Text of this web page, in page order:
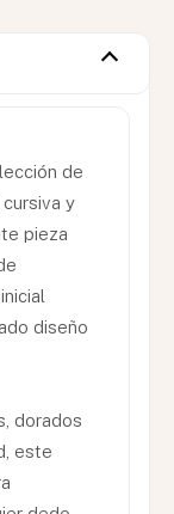
de
y
pieza
diseño
dorados
este